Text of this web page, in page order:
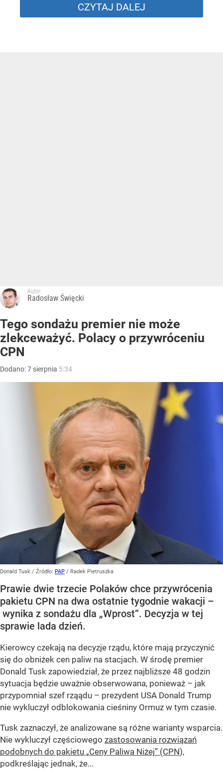
CZYTAJ DALEJ
Autor:
Radosław Święcki
Tego sondażu premier nie może
zlekceważyć. Polacy o przywróceniu
CPN
Dodano:7 sierpnia 5:34
Donald Tusk / Źródło: PAP / Radek Pietruszka
Prawie dwie trzecie Polaków chce przywrócenia
pakietu CPN na dwa ostatnie tygodnie wakacji –
wynika z sondażu dla „Wprost”. Decyzja w tej
sprawie lada dzień.
Kierowcy czekają na decyzje rządu, które mają przyczynić
się do obniżek cen paliw na stacjach. W środę premier
Donald Tusk zapowiedział, że przez najbliższe 48 godzin
sytuacja będzie uważnie obserwowana, ponieważ – jak
przypomniał szef rząądu – prezydent USA Donald Trump
nie wykluczył odblokowania cieśniny Ormuz w tym czasie.
Tusk zaznaczył, że analizowane są różne warianty wsparcia.
Nie wykluczył częściowego zastosowania rozwiązań
podobnych do pakietu „Ceny Paliwa Niżej” (CPN),
podkreślając jednak, że...